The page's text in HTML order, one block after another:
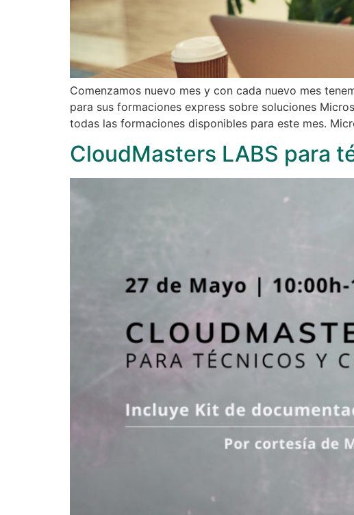
Comenzamos nuevo mes y con cada nuevo mes
para sus formaciones express sobre soluciones
todas las formaciones disponibles para este mes.
CloudMasters LABS para